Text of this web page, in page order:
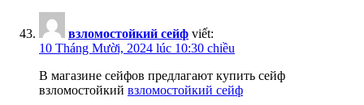
взломостойкий сейф viết:
10 Tháng Mười, 2024 lúc 10:30 chiều
В магазине сейфов предлагают купить сейф
взломостойкий взломостойкий сейф